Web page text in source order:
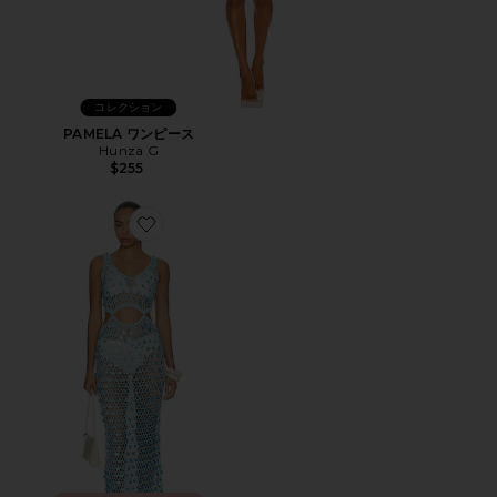
コレクション
PAMELA ワンピース
Hunza G
$255
Favorite ELENA ドレス